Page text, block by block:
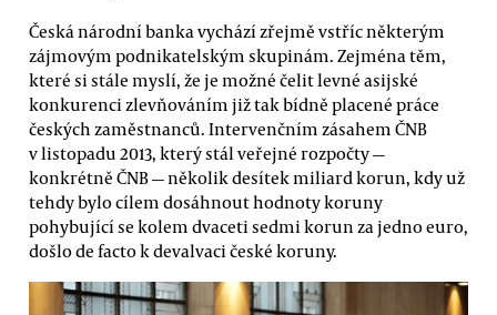
Česká národní banka vychází zřejmě vstříc některým
zájmovým podnikatelským skupinám. Zejména těm,
které si stále myslí, že je možné čelit levné asijské
konkurenci zlevňováním již tak bídně placené práce
českých zaměstnanců. Intervenčním zásahem ČNB
v listopadu 2013, který stál veřejné rozpočty —
konkrétně ČNB — několik desítek miliard korun, kdy už
tehdy bylo cílem dosáhnout hodnoty koruny
pohybující se kolem dvaceti sedmi korun za jedno euro,
došlo de facto k devalvaci české koruny.